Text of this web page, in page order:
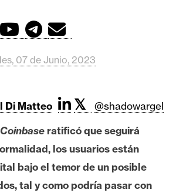
07 de Junio, 2023
Di Matteo 𝕏
@shadowargel
Coinbaseratificó que seguirá
los usuarios están
bajo el temor de un posible
tal y como podría pasar con